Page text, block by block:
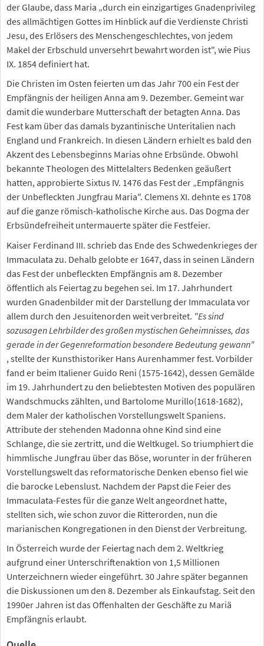
der Glaube, dass Maria „durch ein einzigartiges Gnadenprivileg
des allmächtigen Gottes im Hinblick auf die Verdienste Christi
Jesu, des Erlösers des Menschengeschlechtes, von jedem
Makel der Erbschuld unversehrt bewahrt worden ist", wie Pius
IX. 1854 definiert hat.
Die Christen im Osten feierten um das Jahr 700 ein Fest der
Empfängnis der heiligen Anna am 9. Dezember. Gemeint war
damit die wunderbare Mutterschaft der betagten Anna. Das
Fest kam über das damals byzantinische Unteritalien nach
England und Frankreich. In diesen Ländern erhielt es bald den
Akzent des Lebensbeginns Marias ohne Erbsünde. Obwohl
bekannte Theologen des Mittelalters Bedenken geäußert
hatten, approbierte Sixtus IV. 1476 das Fest der „Empfängnis
der Unbefleckten Jungfrau Maria". Clemens XI. dehnte es 1708
auf die ganze römisch-katholische Kirche aus. Das Dogma der
Erbsündefreiheit untermauerte später die Festfeier.
Kaiser Ferdinand III. schrieb das Ende des Schwedenkrieges der
Immaculata zu. Dehalb gelobte er 1647, dass in seinen Ländern
das Fest der unbefleckten Empfängnis am 8. Dezember
öffentlich als Feiertag zu begehen sei. Im 17. Jahrhundert
wurden Gnadenbilder mit der Darstellung der Immaculata vor
allem durch den Jesuitenorden weit verbreitet. "Es sind
sozusagen Lehrbilder des großen mystischen Geheimnisses, das
gerade in der Gegenreformation besondere Bedeutung gewann"
, stellte der Kunsthistoriker Hans Aurenhammer fest. Vorbilder
fand er beim Italiener Guido Reni (1575-1642), dessen Gemälde
im 19. Jahrhundert zu den beliebtesten Motiven des populären
Wandschmucks zählten, und Bartolome Murillo(1618-1682),
dem Maler der katholischen Vorstellungswelt Spaniens.
Attribute der stehenden Madonna ohne Kind sind eine
Schlange, die sie zertritt, und die Weltkugel. So triumphiert die
himmlische Jungfrau über das Böse, worunter in der früheren
Vorstellungswelt das reformatorische Denken ebenso fiel wie
die barocke Lebenslust. Nachdem der Papst die Feier des
Immaculata-Festes für die ganze Welt angeordnet hatte,
stellten sich, wie schon zuvor die Ritterorden, nun die
marianischen Kongregationen in den Dienst der Verbreitung.
In Österreich wurde der Feiertag nach dem 2. Weltkrieg
aufgrund einer Unterschriftenaktion von 1,5 Millionen
Unterzeichnern wieder eingeführt. 30 Jahre später begannen
die Diskussionen um den 8. Dezember als Einkaufstag. Seit den
1990er Jahren ist das Offenhalten der Geschäfte zu Mariä
Empfängnis erlaubt.